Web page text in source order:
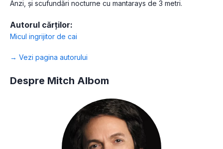
Anzi, și scufundări nocturne cu mantarays de 3 metri.
Autorul cărților:
Micul ingrijitor de cai
→ Vezi pagina autorului
Despre Mitch Albom